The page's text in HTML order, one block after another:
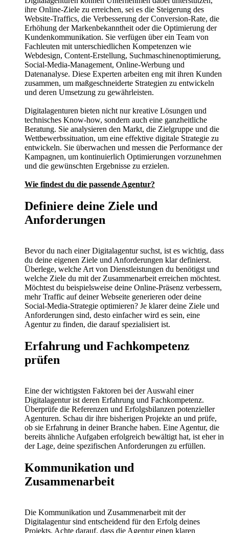
ihre Online-Ziele zu erreichen, sei es die Steigerung des
Website-Traffics, die Verbesserung der Conversion-Rate, die
Erhöhung der Markenbekanntheit oder die Optimierung der
Kundenkommunikation. Sie verfügen über ein Team von
Fachleuten mit unterschiedlichen Kompetenzen wie
Webdesign, Content-Erstellung, Suchmaschinenoptimierung,
Social-Media-Management, Online-Werbung und
Datenanalyse. Diese Experten arbeiten eng mit ihren Kunden
zusammen, um maßgeschneiderte Strategien zu entwickeln
und deren Umsetzung zu gewährleisten.
Digitalagenturen bieten nicht nur kreative Lösungen und
technisches Know-how, sondern auch eine ganzheitliche
Beratung. Sie analysieren den Markt, die Zielgruppe und die
Wettbewerbssituation, um eine effektive digitale Strategie zu
entwickeln. Sie überwachen und messen die Performance der
Kampagnen, um kontinuierlich Optimierungen vorzunehmen
und die gewünschten Ergebnisse zu erzielen.
Wie findest du die passende Agentur?
Definiere deine Ziele und
Anforderungen
Bevor du nach einer Digitalagentur suchst, ist es wichtig, dass
du deine eigenen Ziele und Anforderungen klar definierst.
Überlege, welche Art von Dienstleistungen du benötigst und
welche Ziele du mit der Zusammenarbeit erreichen möchtest.
Möchtest du beispielsweise deine Online-Präsenz verbessern,
mehr Traffic auf deiner Webseite generieren oder deine
Social-Media-Strategie optimieren? Je klarer deine Ziele und
Anforderungen sind, desto einfacher wird es sein, eine
Agentur zu finden, die darauf spezialisiert ist.
Erfahrung und Fachkompetenz
prüfen
Eine der wichtigsten Faktoren bei der Auswahl einer
Digitalagentur ist deren Erfahrung und Fachkompetenz.
Überprüfe die Referenzen und Erfolgsbilanzen potenzieller
Agenturen. Schau dir ihre bisherigen Projekte an und prüfe,
ob sie Erfahrung in deiner Branche haben. Eine Agentur, die
bereits ähnliche Aufgaben erfolgreich bewältigt hat, ist eher in
der Lage, deine spezifischen Anforderungen zu erfüllen.
Kommunikation und
Zusammenarbeit
Die Kommunikation und Zusammenarbeit mit der
Digitalagentur sind entscheidend für den Erfolg deines
Projekts. Achte darauf, dass die Agentur einen klaren